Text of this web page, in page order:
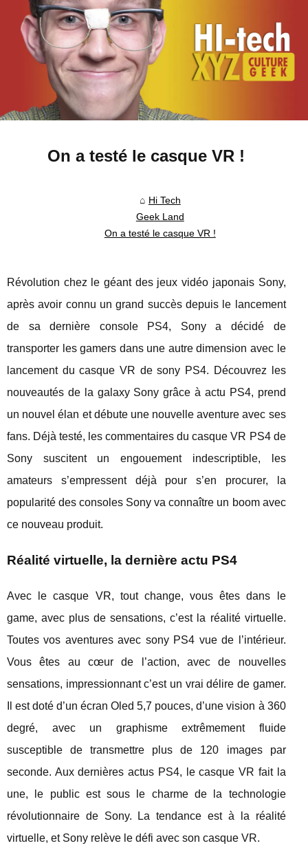
On a testé le casque VR !
Hi Tech
Geek Land
On a testé le casque VR !
Révolution chez le géant des jeux vidéo japonais Sony,
après avoir connu un grand succès depuis le lancement
de sa dernière console PS4, Sony a décidé de
transporter les gamers dans une autre dimension avec le
lancement du casque VR de sony PS4. Découvrez les
nouveautés de la galaxy Sony grâce à actu PS4, prend
un nouvel élan et débute une nouvelle aventure avec ses
fans. Déjà testé, les commentaires du casque VR PS4 de
Sony suscitent un engouement indescriptible, les
amateurs s’empressent déjà pour s’en procurer, la
popularité des consoles Sony va connaître un boom avec
ce nouveau produit.
Réalité virtuelle, la dernière actu PS4
Avec le casque VR, tout change, vous êtes dans le
game, avec plus de sensations, c’est la réalité virtuelle.
Toutes vos aventures avec sony PS4 vue de l’intérieur.
Vous êtes au cœur de l’action, avec de nouvelles
sensations, impressionnant c’est un vrai délire de gamer.
Il est doté d’un écran Oled 5,7 pouces, d’une vision à 360
degré, avec un graphisme extrêmement fluide
susceptible de transmettre plus de 120 images par
seconde. Aux dernières actus PS4, le casque VR fait la
une, le public est sous le charme de la technologie
révolutionnaire de Sony. La tendance est à la réalité
virtuelle, et Sony relève le défi avec son casque VR.